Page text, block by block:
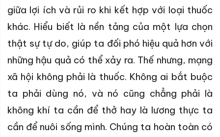
giữa lợi ích và rủi ro khi kết hợp với loại thuốc
khác. Hiểu biết là nền tảng của một lựa chọn
thật sự tự do, giúp ta đối phó hiệu quả hơn với
những hậu quả có thể xảy ra. Thế nhưng, mạng
xã hội không phải là thuốc. Không ai bắt buộc
ta phải dùng nó, và nó cũng chẳng phải là
không khí ta cần để thở hay là lương thực ta
cần để nuôi sống mình. Chúng ta hoàn toàn có